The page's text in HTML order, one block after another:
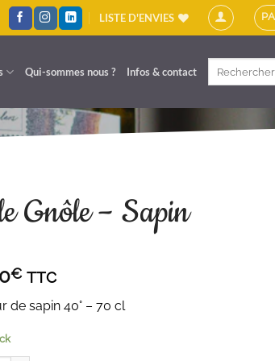
LISTE D'ENVIES
Qui-sommes nous ? Infos & contact
Recherche
Gnôle – Sapin
€ TTC
de sapin 40° – 70 cl